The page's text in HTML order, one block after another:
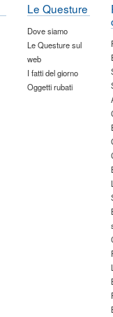
Le Questure
Dove siamo
Le Questure sul
web
I fatti del giorno
Oggetti rubati